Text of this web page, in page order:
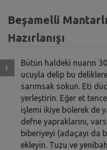
Beşamelli
Hazırlanışı
Bütün haldeki nuarın
ucuyla delip bu
sarımsak sokun. Eti
yerleştirin. Eğer et
işlemi ikiye bölerek de
defne yapraklarını,
biberiyeyi (adaçayı da
ekleyin. Tuzu ve